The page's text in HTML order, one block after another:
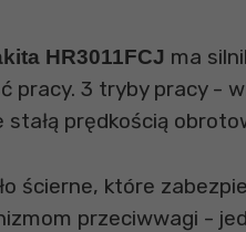
HR3011FCJ ma
pracy. 3 tryby pracy -
prędkością
ścierne, które
przeciwwagi -